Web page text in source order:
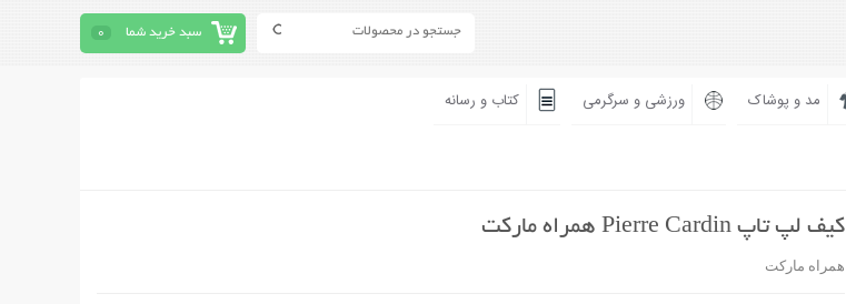
سبد خرید شما 0
مد و پوشاک ورزشی و سرگرمی کتاب و رسانه
کیف لپ تاپ Pierre Cardin همراه مارکت
همراه مارکت